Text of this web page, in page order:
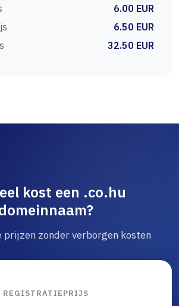
6.00 EUR
6.50 EUR
32.50 EUR
kost een .co.hu
prijzen zonder verborgen kosten
REGISTRATIEPRIJS